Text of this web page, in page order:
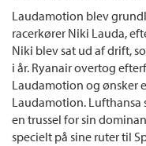
Laudamotion blev
racerkører Niki Lauda,
Niki blev sat ud af drift,
i år. Ryanair overtog
Laudamotion og ønsker
Laudamotion.
en trussel for sin
specielt på sine ruter til